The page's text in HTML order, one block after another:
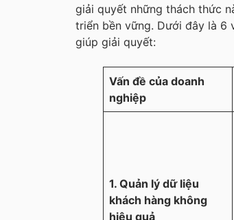
giải quyết những thách thức
triển bền vững. Dưới đây là 6
giúp giải quyết:
Vấn đề của doanh
nghiệp
1. Quản lý dữ liệu
khách hàng không
hiệu quả